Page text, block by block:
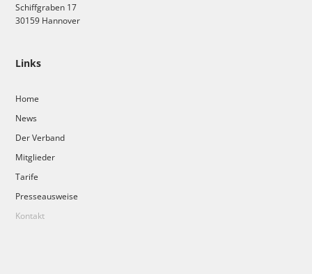
Links
Home
News
Der Verband
Mitglieder
Tarife
Presseausweise
Kontakt
Schiffgraben 17
30159 Hannover